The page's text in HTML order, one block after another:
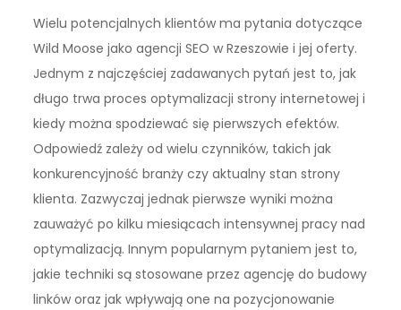
Wielu potencjalnych klientów ma pytania dotyczące
Wild Moose jako agencji SEO w Rzeszowie i jej oferty.
Jednym z najczęściej zadawanych pytań jest to, jak
długo trwa proces optymalizacji strony internetowej i
kiedy można spodziewać się pierwszych efektów.
Odpowiedź zależy od wielu czynników, takich jak
konkurencyjność branży czy aktualny stan strony
klienta. Zazwyczaj jednak pierwsze wyniki można
zauważyć po kilku miesiącach intensywnej pracy nad
optymalizacją. Innym popularnym pytaniem jest to,
jakie techniki są stosowane przez agencję do budowy
linków oraz jak wpływają one na pozycjonowanie